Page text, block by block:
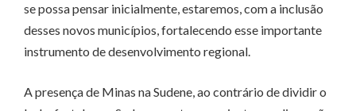
se possa pensar inicialmente, estaremos, com a inclusão
desses novos municípios, fortalecendo esse importante
instrumento de desenvolvimento regional.
A presença de Minas na Sudene, ao contrário de dividir o